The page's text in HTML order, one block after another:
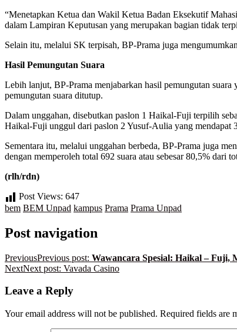
“Menetapkan Ketua dan Wakil Ketua Badan Eksekutif
dalam Lampiran Keputusan yang merupakan bagian tidak
Selain itu, melalui SK terpisah, BP-Prama juga
Hasil Pemungutan Suara
Lebih lanjut, BP-Prama menjabarkan hasil pemungutan
pemungutan suara ditutup.
Dalam unggahan, disebutkan paslon 1 Haikal-Fuji terpilih
Haikal-Fuji unggul dari paslon 2 Yusuf-Aulia yang mendapat
Sementara itu, melalui unggahan berbeda, BP-Prama juga
dengan memperoleh total 692 suara atau sebesar 80,5% dari
(rlh/rdn)
Post Views: 647
bem BEM Unpad kampus Prama Prama Unpad
Post navigation
PreviousPrevious post: Wawancara Spesial: Haikal – Fuji,
NextNext post: Vavada Casino
Leave a Reply
Your email address will not be published. Required fields are